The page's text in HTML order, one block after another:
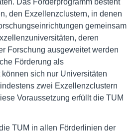
Das Förderprogramm besteht
den Exzellenzclustern, in denen
gemeinsam
deren
Forschung ausgeweitet werden
Förderung als
sich nur Universitäten
zwei Exzellenzclustern
Voraussetzung erfüllt die TUM
TUM in allen Förderlinien der